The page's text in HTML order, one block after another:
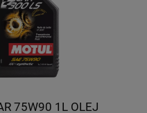
75W90 1L OLEJ